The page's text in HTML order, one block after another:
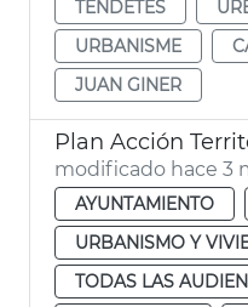
TENDETES
URBANISME
JUAN GINER
modificado hace 3
AYUNTAMIENTO
URBANISMO Y
TODAS LAS